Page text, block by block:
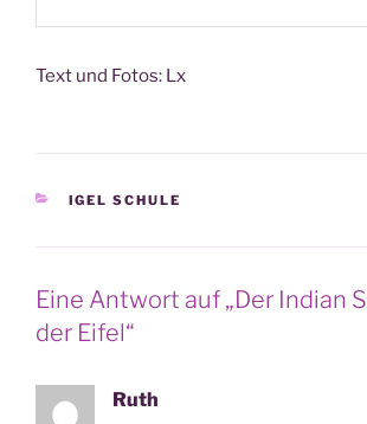
Text und Fotos: Lx
KATEGORIEN
IGEL SCHULE
Eine Antwort auf „Der Indian
der Eifel“
Ruth